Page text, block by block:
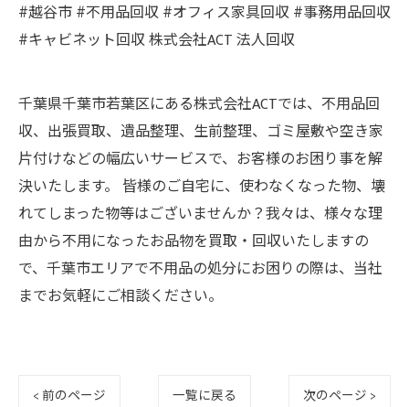
#越谷市 #不用品回収 #オフィス家具回収 #事務用品回収
#キャビネット回収 株式会社ACT 法人回収
千葉県千葉市若葉区にある株式会社ACTでは、不用品回
収、出張買取、遺品整理、生前整理、ゴミ屋敷や空き家
片付けなどの幅広いサービスで、お客様のお困り事を解
決いたします。 皆様のご自宅に、使わなくなった物、壊
れてしまった物等はございませんか？我々は、様々な理
由から不用になったお品物を買取・回収いたしますの
で、千葉市エリアで不用品の処分にお困りの際は、当社
までお気軽にご相談ください。
< 前のページ 一覧に戻る 次のページ >